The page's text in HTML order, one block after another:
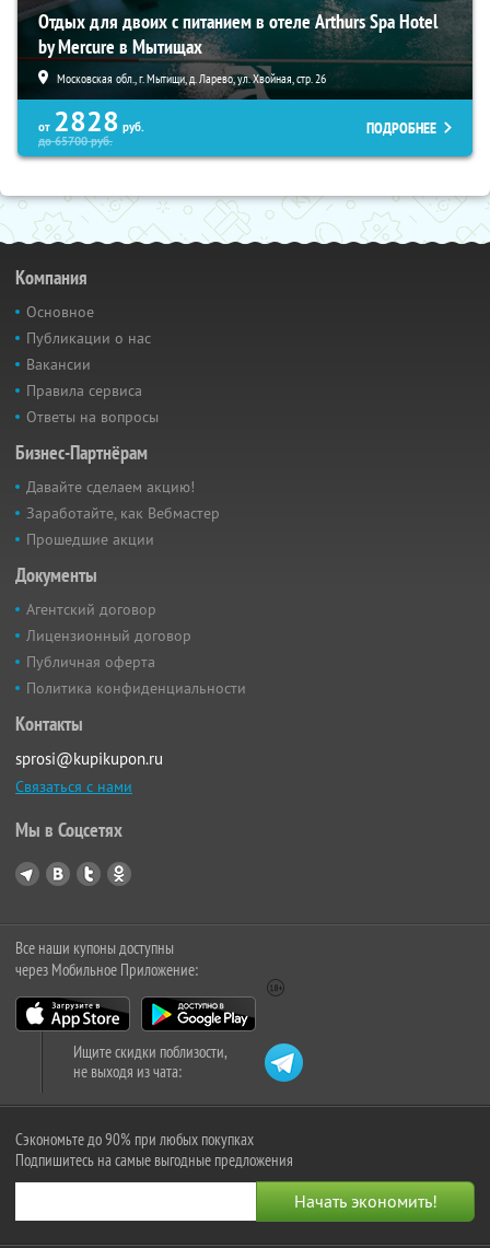
Отдых для двоих с питанием в отеле Arthurs Spa Hotel
by Mercure в Мытищах
Московская обл., г. Мытищи, д. Ларево, ул. Хвойная, стр. 26
от 2828 руб.
до65700руб.
ПОДРОБНЕЕ
Компания
Основное
Публикации о нас
Вакансии
Правила сервиса
Ответы на вопросы
Бизнес-Партнёрам
Давайте сделаем акцию!
Заработайте, как Вебмастер
Прошедшие акции
Документы
Агентский договор
Лицензионный договор
Публичная оферта
Политика конфиденциальности
Контакты
sprosi@kupikupon.ru
Связаться с нами
Мы в Соцсетях
Все наши купоны доступны
через Мобильное Приложение:
Ищите скидки поблизости,
не выходя из чата:
Сэкономьте до 90% при любых покупках
Подпишитесь на самые выгодные предложения